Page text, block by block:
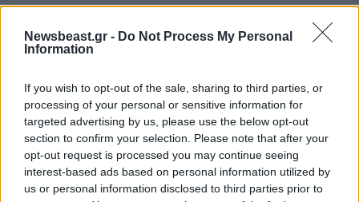
Newsbeast.gr - Do Not Process My Personal
Information
If you wish to opt-out of the sale, sharing to third parties, or
processing of your personal or sensitive information for
targeted advertising by us, please use the below opt-out
section to confirm your selection. Please note that after your
opt-out request is processed you may continue seeing
interest-based ads based on personal information utilized by
us or personal information disclosed to third parties prior to
TRENDING